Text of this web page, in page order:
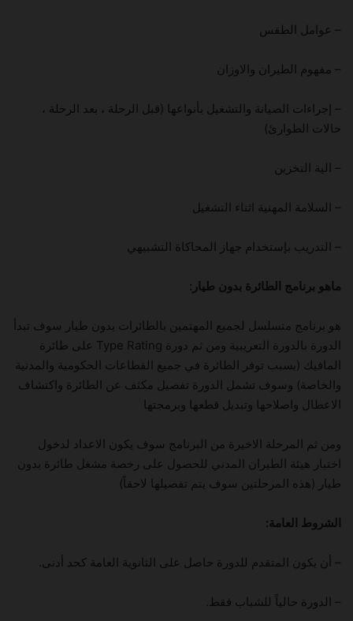
– عوامل الطقس
– مفهوم الطيران والاوزان
– إجراءات الصيانة والتشغيل بأنواعها (قبل الرحلة ، بعد الرحلة ،
حالات الطوارئ)
– الية التخزين
– السلامة المهنية اثناء التشغيل
– التدريب بإستخدام جهاز المحاكاة التشبيهي
ماهو برنامج الطائرة بدون طيار:
هو برنامج متسلسل لجميع المهتمين بالطائرات بدون طيار سوف تبدأ
الدورة بالدورة التعريبية ومن ثم دورة Type Rating على طائرة
المافيك (بسبب توفر الطائرة في جميع القطاعات الحكومية والمدنية
والخاصة) وسوف تشمل الدورة تفصيل مكثف عن الطائرة واكتشاف
الاعطال واصلاحها وتبديل قطعها وبرمجتها
ومن ثم المرحلة الاخيرة من البرنامج سوف يكون الاعداد لدخول
اختبار هيئة الطيران المدني للحصول على رخصة مشغل طائرة بدون
طيار (هذه المرحلتين سوف يتم تفصيلها لاحقاً)
الشروط العامة:
– أن يكون المتقدم للدورة حاصل على الثانوية العامة كحد أدنى.
– الدورة حالياً للشباب فقط.